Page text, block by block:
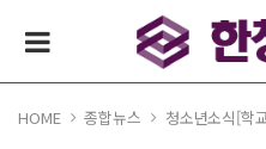
HOME 종합뉴스 청소년소식[학